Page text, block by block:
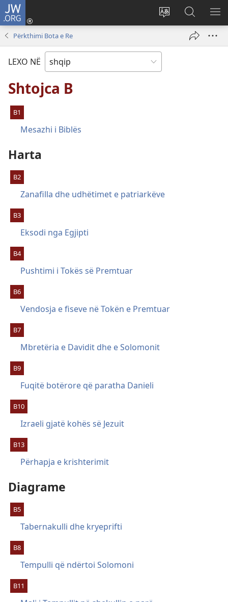
JW.ORG
Ndrysho
Hyr
me
dritare
Kërko
në
JW.ORG
Përkthimi Bota e Re
LEXO NË
Shtojca B
B1
Mesazhi i Biblës
Harta
B2
Zanafilla dhe udhëtimet e patriarkëve
B3
Eksodi nga Egjipti
B4
Pushtimi i Tokës së Premtuar
B6
Vendosja e fiseve në Tokën e Premtuar
B7
Mbretëria e Davidit dhe e Solomonit
B9
Fuqitë botërore që paratha Danieli
B10
Izraeli gjatë kohës së Jezuit
B13
Përhapja e krishterimit
Diagrame
B5
Tabernakulli dhe kryeprifti
B8
Tempulli që ndërtoi Solomoni
B11